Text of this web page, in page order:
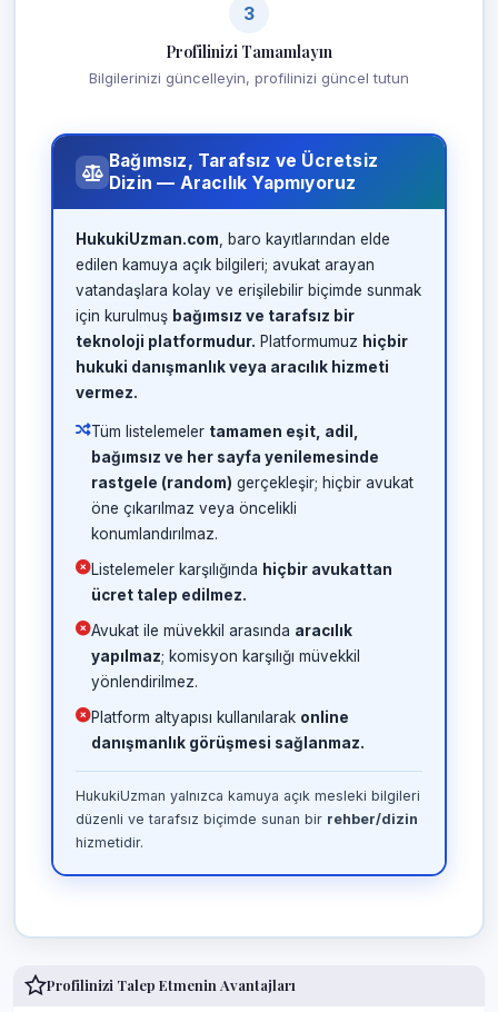
3
Profilinizi Tamamlayın
Bilgilerinizi güncelleyin, profilinizi güncel tutun
Bağımsız, Tarafsız ve Ücretsiz
Dizin — Aracılık Yapmıyoruz
HukukiUzman.com , baro kayıtlarından elde
edilen kamuya açık bilgileri; avukat arayan
vatandaşlara kolay ve erişilebilir biçimde sunmak
için kurulmuş bağımsız ve tarafsız bir
teknoloji platformudur. Platformumuz hiçbir
hukuki danışmanlık veya aracılık hizmeti
vermez.
Tüm listelemeler tamamen eşit, adil,
bağımsız ve her sayfa yenilemesinde
rastgele (random) gerçekleşir; hiçbir avukat
öne çıkarılmaz veya öncelikli
konumlandırılmaz.
Listelemeler karşılığında hiçbir avukattan
ücret talep edilmez.
Avukat ile müvekkil arasında aracılık
yapılmaz; komisyon karşılığı müvekkil
yönlendirilmez.
Platform altyapısı kullanılarak online
danışmanlık görüşmesi sağlanmaz.
HukukiUzman yalnızca kamuya açık mesleki bilgileri
düzenli ve tarafsız biçimde sunan bir rehber/dizin
hizmetidir.
Profilinizi Talep Etmenin Avantajları